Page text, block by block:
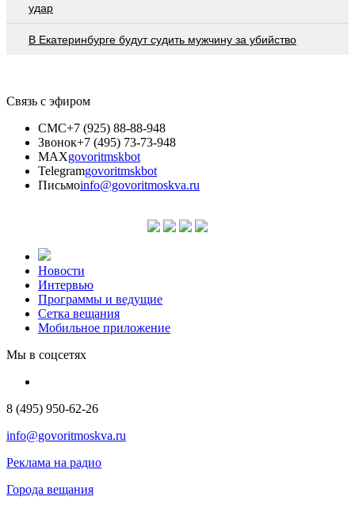
удар
В Екатеринбурге будут судить мужчину за убийство
Связь с эфиром
СМС+7 (925) 88-88-948
Звонок+7 (495) 73-73-948
MAXgovoritmskbot
Telegramgovoritmskbot
Письмоinfo@govoritmoskva.ru
Новости
Интервью
Программы и ведущие
Сетка вещания
Мобильное приложение
Мы в соцсетях
8 (495) 950-62-26
info@govoritmoskva.ru
Реклама на радио
Города вещания